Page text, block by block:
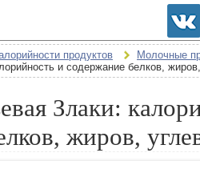
продуктов
Молочные
и содержание белков,
Злаки:
жиров,